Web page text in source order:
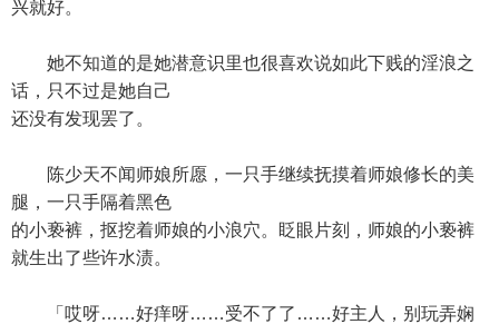
兴就好。
她不知道的是她潜意识里也很喜欢说如此下贱的淫浪之
话，只不过是她自己
还没有发现罢了。
陈少天不闻师娘所愿，一只手继续抚摸着师娘修长的美
腿，一只手隔着黑色
的小亵裤，抠挖着师娘的小浪穴。眨眼片刻，师娘的小亵裤
就生出了些许水渍。
「哎呀……好痒呀……受不了了……好主人，别玩弄娴